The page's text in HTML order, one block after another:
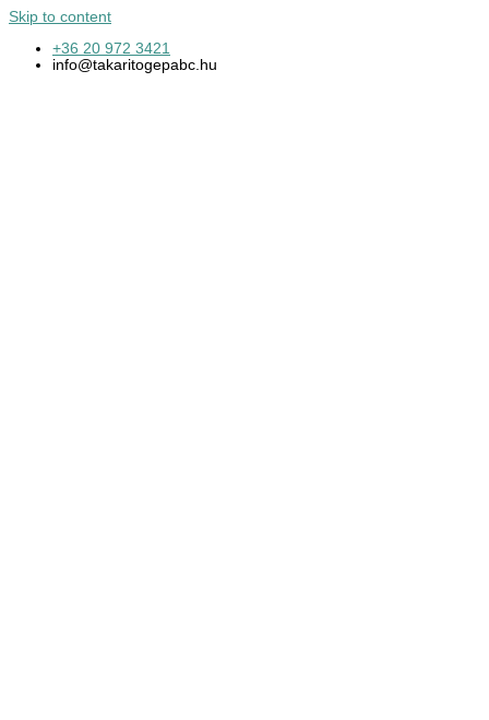
Skip to content
+36 20 972 3421
info@takaritogepabc.hu